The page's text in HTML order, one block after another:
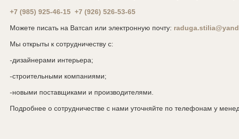
+7 (985) 925-46-15 +7 (926) 526-53-65
Можете писать на Ватсап или электронную почту:
Мы открыты к сотрудничеству с:
-дизайнерами интерьера;
-строительными компаниями;
-новыми поставщиками и производителями.
Подробнее о сотрудничестве с нами уточняйте по телефонам у